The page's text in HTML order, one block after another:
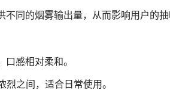
同的烟雾输出量，从而影响用户的
感相对柔和。
之间，适合日常使用。